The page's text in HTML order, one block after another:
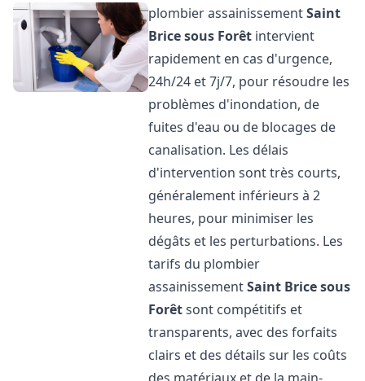
plombier assainissementSaint
Brice sous Forêt intervient
rapidement en cas d'urgence,
24h/24 et 7j/7, pour résoudre les
problèmes d'inondation, de
fuites d'eau ou de blocages de
canalisation. Les délais
d'intervention sont très courts,
généralement inférieurs à 2
heures, pour minimiser les
dégâts et les perturbations. Les
tarifs du plombier
assainissementSaint Brice sous
Forêtsont compétitifs et
transparents, avec des forfaits
clairs et des détails sur les coûts